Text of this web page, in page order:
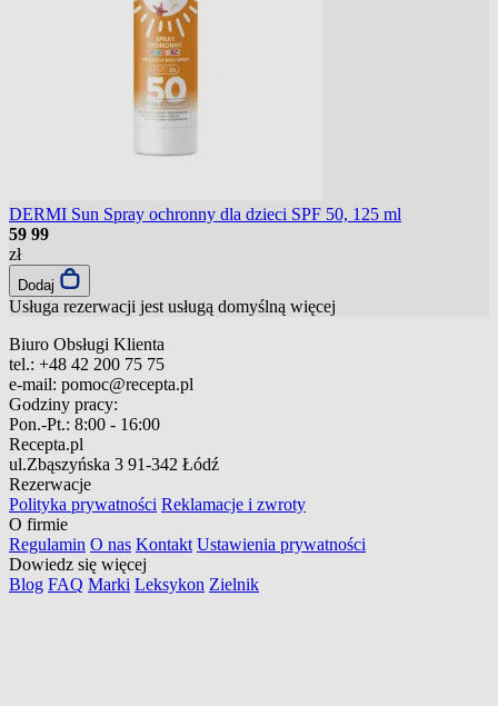
DERMI Sun Spray ochronny dla dzieci SPF 50, 125 ml
59 99
zł
Dodaj
Usługa rezerwacji jest usługą domyślną więcej
Biuro Obsługi Klienta
tel.: +48 42 200 75 75
e-mail: pomoc@recepta.pl
Godziny pracy:
Pon.-Pt.: 8:00 - 16:00
Recepta.pl
ul.Zbąszyńska 3 91-342 Łódź
Rezerwacje
Polityka prywatności Reklamacje i zwroty
O firmie
Regulamin O nas Kontakt Ustawienia prywatności
Dowiedz się więcej
Blog FAQ Marki Leksykon Zielnik